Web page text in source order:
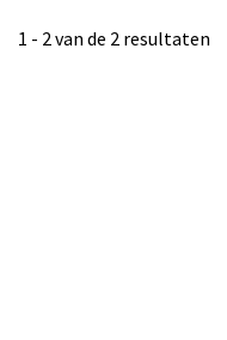
1 - 2 van de 2 resultaten